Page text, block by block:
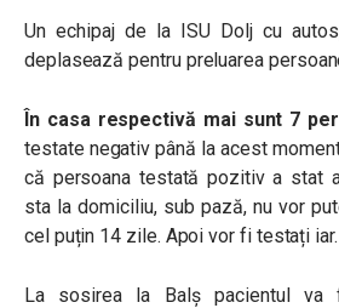
Un echipaj de la ISU Dolj cu
deplasează pentru preluarea
În casa respectivă mai sunt 7
testate negativ până la acest
că persoana testată pozitiv a stat
sta la domiciliu, sub pază, nu vor
cel puțin 14 zile. Apoi vor fi testați iar.
La sosirea la Balș pacientul va